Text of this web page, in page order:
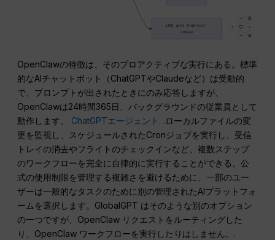
OpenClawの特徴は、そのプロアクティブな実行にある。標準
的なAIチャットボット（ChatGPTやClaudeなど）は受動的
で、プロンプトが出されたときにのみ応答しますが、
OpenClawは24時間365日、バックグラウンドの従業員として
動作します。 ChatGPTエージェント . .ローカルファイルの変
更を監視し、スケジュールされたCronジョブを実行し、受信
トレイの消去やフライトのチェックインなど、複数ステップ
のワークフローを完全に自律的に実行することができる。公
式の使用制限を管理する複雑さを避けるために、一部のユー
ザーは一般的なタスクのために別の管理されたAIプラットフォ
ームを選択します。GlobalGPT はそのような別のオプション
の一つですが、OpenClaw リクエストをルーティングした
り、OpenClaw ワークフローを実行したりはしません。.